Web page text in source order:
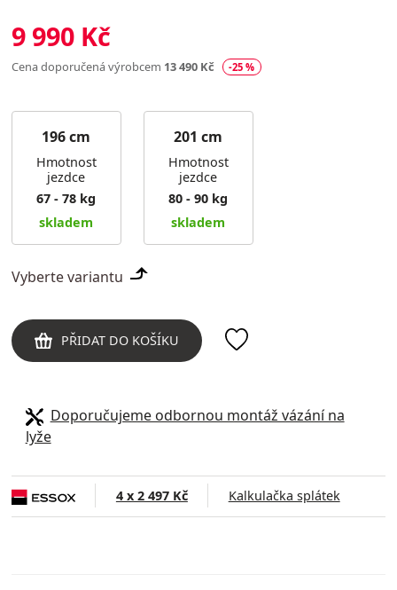
9 990 Kč
Cena doporučená výrobcem 13 490 Kč -25 %
196 cm
Hmotnost
jezdce
67 - 78 kg
skladem
201 cm
Hmotnost
jezdce
80 - 90 kg
skladem
Vyberte variantu
PŘIDAT DO KOŠÍKU
Doporučujeme odbornou montáž vázání na
lyže
4 x 2 497 Kč Kalkulačka splátek